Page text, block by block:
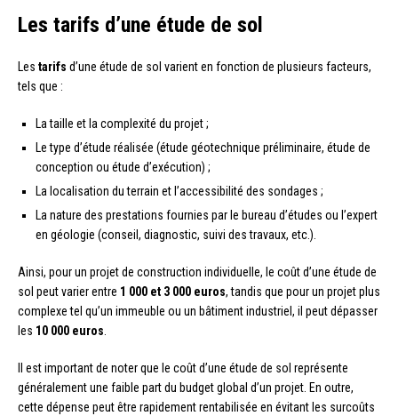
Les tarifs d’une étude de sol
Les tarifs d’une étude de sol varient en fonction de plusieurs facteurs,
tels que :
La taille et la complexité du projet ;
Le type d’étude réalisée (étude géotechnique préliminaire, étude de
conception ou étude d’exécution) ;
La localisation du terrain et l’accessibilité des sondages ;
La nature des prestations fournies par le bureau d’études ou l’expert
en géologie (conseil, diagnostic, suivi des travaux, etc.).
Ainsi, pour un projet de construction individuelle, le coût d’une étude de
sol peut varier entre 1 000 et 3 000 euros, tandis que pour un projet plus
complexe tel qu’un immeuble ou un bâtiment industriel, il peut dépasser
les 10 000 euros
Il est important de noter que le coût d’une étude de sol représente
généralement une faible part du budget global d’un projet. En outre,
cette dépense peut être rapidement rentabilisée en évitant les surcoûts